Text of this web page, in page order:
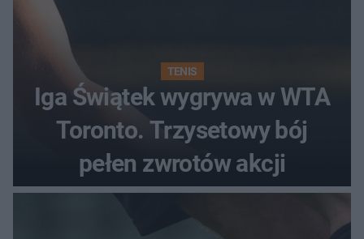
TENIS
Iga Świątek wygrywa w WTA
Toronto. Trzysetowy bój
pełen zwrotów akcji